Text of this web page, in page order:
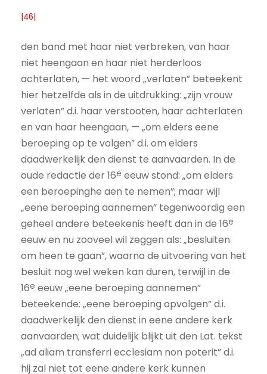
|46|
den band met haar niet verbreken, van haar
niet heengaan en haar niet herderloos
achterlaten, — het woord „verlaten” beteekent
hier hetzelfde als in de uitdrukking: „zijn vrouw
verlaten” d.i. haar verstooten, haar achterlaten
en van haar heengaan, — „om elders eene
beroeping op te volgen” d.i. om elders
daadwerkelijk den dienst te aanvaarden. In de
oude redactie der 16e eeuw stond: „om elders
een beroepinghe aen te nemen”; maar wijl
„eene beroeping aannemen” tegenwoordig een
geheel andere beteekenis heeft dan in de 16e
eeuw en nu zooveel wil zeggen als: „besluiten
om heen te gaan”, waarna de uitvoering van het
besluit nog wel weken kan duren, terwijl in de
16e eeuw „eene beroeping aannemen”
beteekende: „eene beroeping opvolgen” d.i.
daadwerkelijk den dienst in eene andere kerk
aanvaarden; wat duidelijk blijkt uit den Lat. tekst
„ad aliam transferri ecclesiam non poterit” d.i.
hij zal niet tot eene andere kerk kunnen